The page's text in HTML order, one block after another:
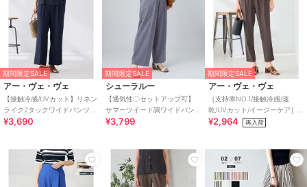
期間限定SALE
アー・ヴェ・ヴェ
【接触冷感/UVカット】リネン
ライク2タックワイドパンツ
【セットアップ対応/アンチピ
¥3,690
期間限定SALE
シューラルー
【通気性〇セットアップ可】
サマーツイード調ワイドパン
ツ
¥3,799
期間限定SALE
アー・ヴェ・ヴェ
［支持率NO.1/接触冷感/速
乾/UVカット/イージーケア］
イージーテーパードパンツ
¥2,964 再入荷